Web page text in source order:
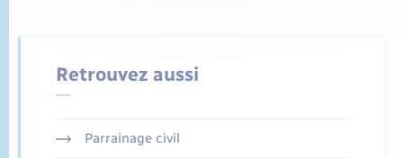
Retrouvez aussi
Parrainage civil